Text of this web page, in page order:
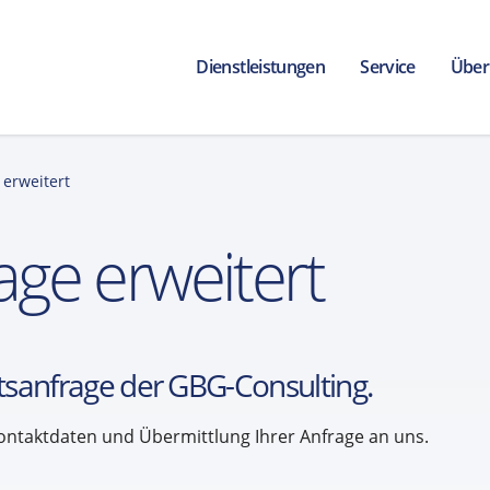
Dienstleistungen Service
erweitert
erweitert
der GBG-Consulting.
und Übermittlung Ihrer Anfrage an uns.